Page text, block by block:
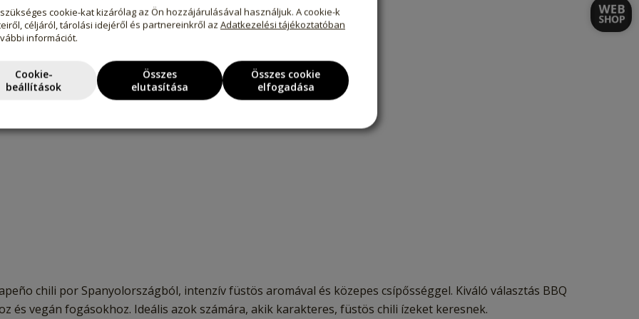
chili por Spanyolországból, intenzív füstös aromával és közepes csípősséggel. Kiváló választás BBQ
és vegán fogásokhoz. Ideális azok számára, akik karakteres, füstös chili ízeket keresnek.
cookie-kat kizárólag az Ön hozzájárulásával használjuk. A cookie-k
céljáról, tárolási idejéről és partnereinkről az Adatkezelési tájékoztatóban
információt.
Cookie-
beállítások
Összes
elutasítása
Összes cookie
elfogadása